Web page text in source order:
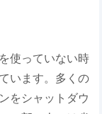
使っていない時
います。多くの
をシャットダウ